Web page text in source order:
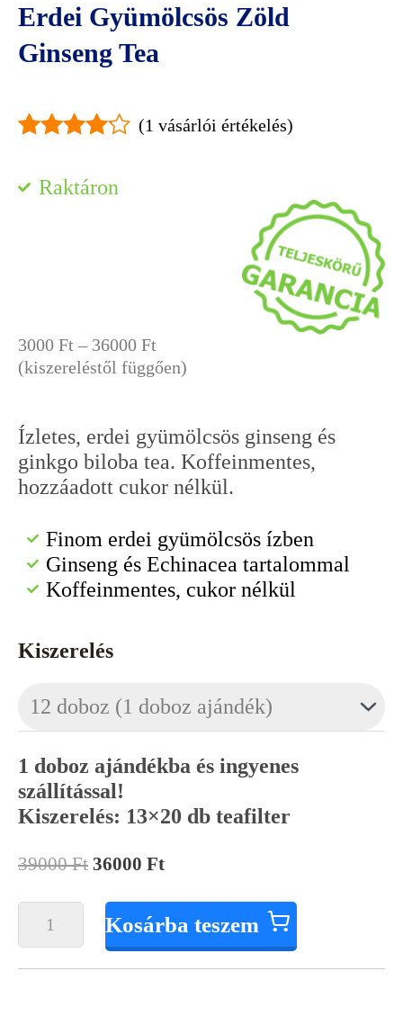
Erdei Gyümölcsös Zöld
Ginseng Tea
4.00 az 5-
ből,
(1 vásárlói értékelés)
Raktáron
3000 Ft – 36000 Ft
3000 Ft
(kiszereléstől függően)
Ízletes, erdei gyümölcsös ginseng és
ginkgo biloba tea. Koffeinmentes,
hozzáadott cukor nélkül.
Finom erdei gyümölcsös ízben
Ginseng és Echinacea tartalommal
Koffeinmentes, cukor nélkül
Kiszerelés
1 doboz ajándékba és ingyenes
szállítással!
Kiszerelés: 13×20 db teafilter
39000Ft
Original
39000 Ft.
36000 Ft
36000 Ft.
Gentlemen's
Energy
gyümölcsös
zöld
ginseng
mennyiség
Kosárba teszem